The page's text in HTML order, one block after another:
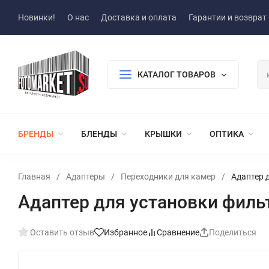
Новинки! О нас Доставка и оплата Гарантии и возврат
КАТАЛОГ ТОВАРОВ
БРЕНДЫ БЛЕНДЫ КРЫШКИ ОПТИКА
Главная / Адаптеры / Переходники для камер / Адаптер
Адаптер для установки
Оставить отзыв Избранное Сравнение Поделиться